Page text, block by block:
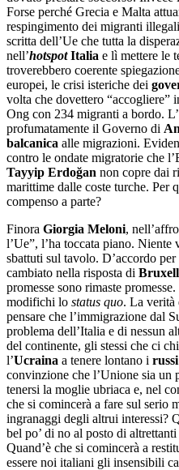
Forse perché Grecia e Malta
respingimento dei migranti
scritta dell’Ue che tutta la
nell’hotspotItalia e lì mettere le
troverebbero coerente
europei, le crisi isteriche dei
volta che dovettero “accogliere”
Ong con 234 migranti a bordo.
profumatamente il Governo di
balcanica alle migrazioni.
contro le ondate migratorie che
Tayyip Erdoğan non copre dai
marittime dalle coste turche. Per
compenso a parte?
Finora Giorgia Meloni,
l’Ue”, l’ha toccata piano. Niente
sbattuti sul tavolo. D’accordo per
cambiato nella risposta di
promesse sono rimaste
modifichi lo status quo. La verità
pensare che l’immigrazione dal
problema dell’Italia e di nessun
del continente, gli stessi che ci
l’Ucraina a tenere lontano i russi
convinzione che l’Unione sia un
tenersi la moglie ubriaca e, nel
che si comincerà a fare sul serio
ingranaggi degli altrui interessi?
bel po’ di no al posto di
Quand’è che si comincerà a
essere noi italiani gli insensibili